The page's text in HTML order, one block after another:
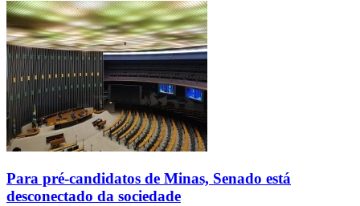
Para pré-candidatos de Minas, Senado está
desconectado da sociedade